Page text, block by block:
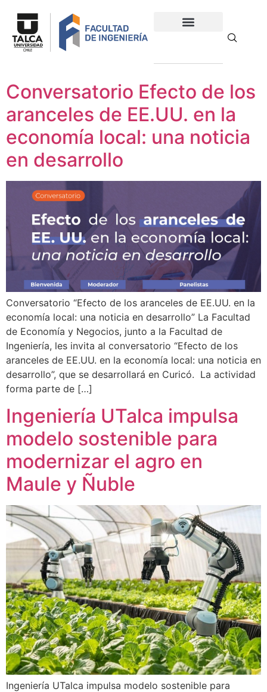
Conversatorio Efecto de los
aranceles de EE.UU. en la
economía local: una noticia
en desarrollo
Conversatorio “Efecto de los aranceles de EE.UU. en la
economía local: una noticia en desarrollo” La Facultad
de Economía y Negocios, junto a la Facultad de
Ingeniería, les invita al conversatorio “Efecto de los
aranceles de EE.UU. en la economía local: una noticia en
desarrollo”, que se desarrollará en Curicó. La actividad
forma parte de […]
Ingeniería UTalca impulsa
modelo sostenible para
modernizar el agro en
Maule y Ñuble
Ingeniería UTalca impulsa modelo sostenible para